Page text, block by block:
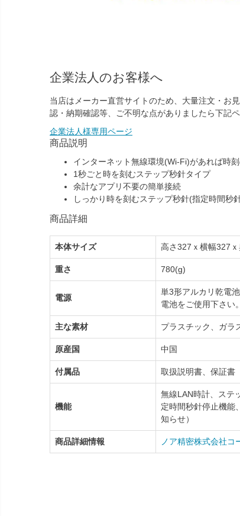
企業法人のお客様へ
当店はメーカー直営サイトのため、大量注文・お
認・納期確認等、ご不明な点がありましたら下記
企業法人様専用ページ
商品説明
インターネット無線環境(Wi-Fi)があれば時
1秒ごと時を刻むステップ秒針タイプ
余計なアプリ不要の簡単接続
しっかり時を刻むステップ秒針(指定時間秒
商品詳細
本体サイズ 高さ327ｘ横幅327
重さ 780(g)
電源
単3形アルカリ乾電
電池をご使用下さい。
主な素材 プラスチック、ガラ
原産国 中国
付属品 取扱説明書、保証書
機能
無線LAN時計、ステ
定時間秒針停止機能
知らせ）
商品詳細情報 ノア精密株式会社コ